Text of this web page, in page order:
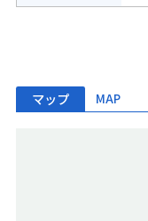
マップ MAP